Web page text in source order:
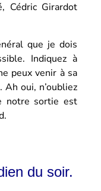
Cédric Girardot
que je dois
Indiquez à
peux venir à sa
Ah oui, n’oubliez
notre sortie est
du soir.